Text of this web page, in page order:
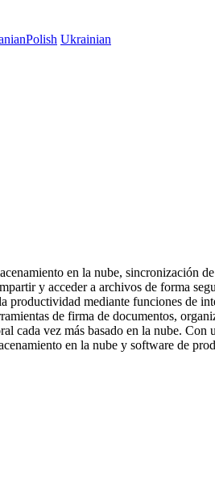
Polish Ukrainian
en la nube, sincronización
y acceder a archivos de forma
productividad mediante funciones de
de firma de documentos,
cada vez más basado en la nube.
en la nube y software de